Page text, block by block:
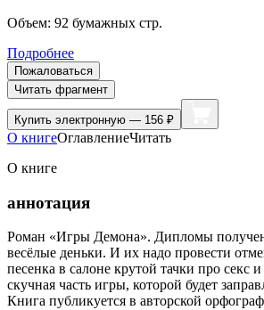
Объем: 92 бумажных стр.
Подробнее
Пожаловаться
Читать фрагмент
Купить электронную — 156 ₽
О книгеОглавлениеЧитать
О книге
аннотация
Роман «Игры Демона». Дипломы
весёлые деньки. И их надо провести
песенка в салоне крутой тачки про секс
скучная часть игры, которой будет
Книга публикуется в авторской